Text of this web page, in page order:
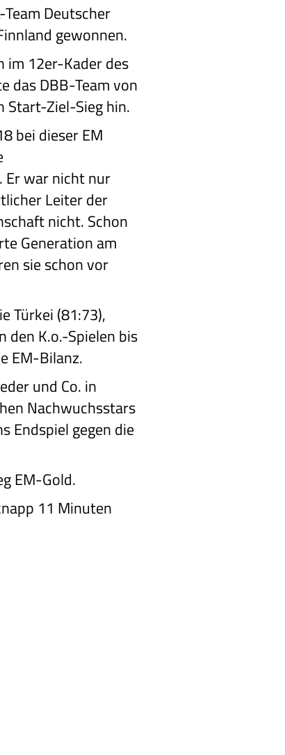
Deutscher
gewonnen.
im 12er-Kader des
das DBB-Team von
Start-Ziel-Sieg hin.
bei dieser EM
Er war nicht nur
Leiter der
nicht. Schon
Generation am
sie schon vor
Türkei (81:73),
den K.o.-Spielen bis
EM-Bilanz.
und Co. in
Nachwuchsstars
Endspiel gegen die
EM-Gold.
11 Minuten